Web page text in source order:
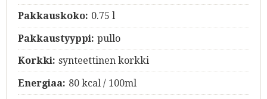
Pakkauskoko: 0.75 l
Pakkaustyyppi: pullo
Korkki: synteettinen korkki
Energiaa: 80 kcal / 100ml